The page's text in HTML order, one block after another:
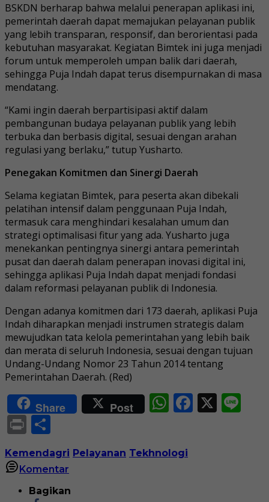
BSKDN berharap bahwa melalui penerapan aplikasi ini,
pemerintah daerah dapat memajukan pelayanan publik
yang lebih transparan, responsif, dan berorientasi pada
kebutuhan masyarakat. Kegiatan Bimtek ini juga menjadi
forum untuk memperoleh umpan balik dari daerah,
sehingga Puja Indah dapat terus disempurnakan di masa
mendatang.
“Kami ingin daerah berpartisipasi aktif dalam
pembangunan budaya pelayanan publik yang lebih
terbuka dan berbasis digital, sesuai dengan arahan
regulasi yang berlaku,” tutup Yusharto.
Penegakan Komitmen dan Sinergi Daerah
Selama kegiatan Bimtek, para peserta akan dibekali
pelatihan intensif dalam penggunaan Puja Indah,
termasuk cara menghindari kesalahan umum dan
strategi optimalisasi fitur yang ada. Yusharto juga
menekankan pentingnya sinergi antara pemerintah
pusat dan daerah dalam penerapan inovasi digital ini,
sehingga aplikasi Puja Indah dapat menjadi fondasi
dalam reformasi pelayanan publik di Indonesia.
Dengan adanya komitmen dari 173 daerah, aplikasi Puja
Indah diharapkan menjadi instrumen strategis dalam
mewujudkan tata kelola pemerintahan yang lebih baik
dan merata di seluruh Indonesia, sesuai dengan tujuan
Undang-Undang Nomor 23 Tahun 2014 tentang
Pemerintahan Daerah. (Red)
Share Post WhatsApp
X
Print
Kemendagri Pelayanan Tekhnologi
Komentar
Bagikan